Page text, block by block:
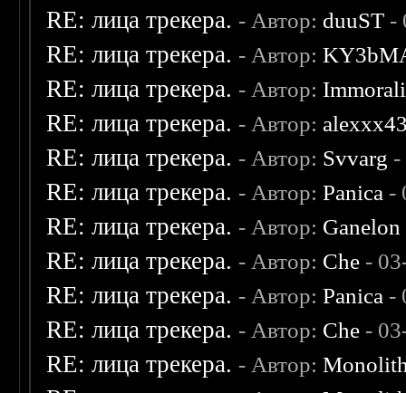
RE: лица трекера. - Автор: duuST -
RE: лица трекера. - Автор:
RE: лица трекера. - Автор:
RE: лица трекера. - Автор:
RE: лица трекера. - Автор: Svvarg -
RE: лица трекера. - Автор:Panica -
RE: лица трекера. - Автор: Ganelon
RE: лица трекера. - Автор: Che -
RE: лица трекера. - Автор:Panica -
RE: лица трекера. - Автор: Che -
RE: лица трекера. - Автор: